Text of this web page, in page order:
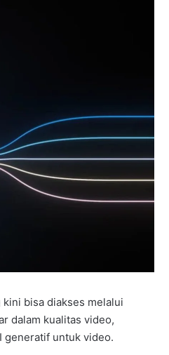
kini bisa diakses melalui
dalam kualitas video,
generatif untuk video.